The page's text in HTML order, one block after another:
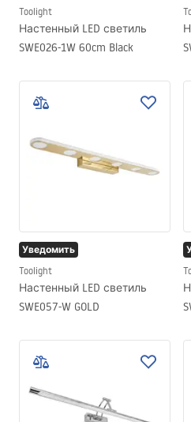
Toolight
Настенный LED светиль
SWE026-1W 60cm Black
Уведомить
Toolight
Настенный LED светиль
SWE057-W GOLD